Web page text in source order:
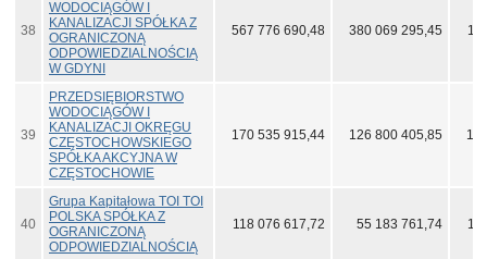
38
WODOCIĄGÓW I
KANALIZACJI SPÓŁKA Z
OGRANICZONĄ
ODPOWIEDZIALNOŚCIĄ
W GDYNI
567 776 690,48 380 069 295,45
39
PRZEDSIĘBIORSTWO
WODOCIĄGÓW I
KANALIZACJI OKRĘGU
CZĘSTOCHOWSKIEGO
SPÓŁKA AKCYJNA W
CZĘSTOCHOWIE
170 535 915,44 126 800 405,85
40
Grupa Kapitałowa TOI TOI
POLSKA SPÓŁKA Z
OGRANICZONĄ
ODPOWIEDZIALNOŚCIĄ
118 076 617,72 55 183 761,74